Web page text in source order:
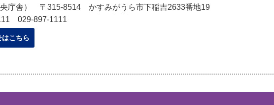
央庁舎） 〒315-8514 かすみがうら市下稲吉2633番地19
029-897-1111
はこちら